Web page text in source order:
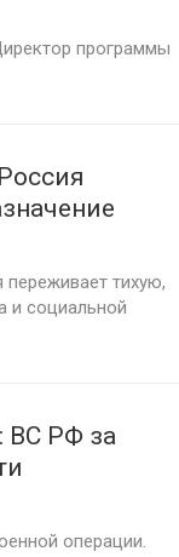
программы
переживает тихую,
и социальной
ВС РФ за
июня 2026
операции.